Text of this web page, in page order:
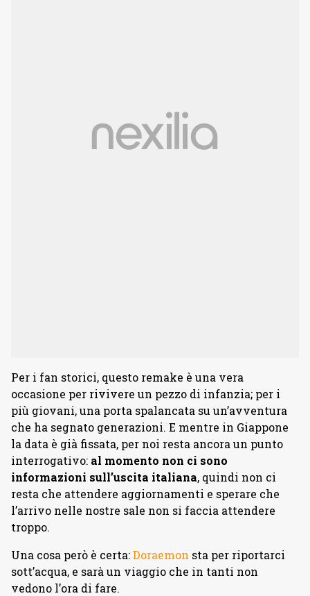
Per i fan storici, questo remake è una vera
occasione per rivivere un pezzo di infanzia; per i
più giovani, una porta spalancata su un’avventura
che ha segnato generazioni. E mentre in Giappone
la data è già fissata, per noi resta ancora un punto
interrogativo: al momento non ci sono
informazioni sull’uscita italiana, quindi non ci
resta che attendere aggiornamenti e sperare che
l’arrivo nelle nostre sale non si faccia attendere
troppo.
Una cosa però è certa:Doraemon sta per riportarci
sott’acqua, e sarà un viaggio che in tanti non
vedono l’ora di fare.